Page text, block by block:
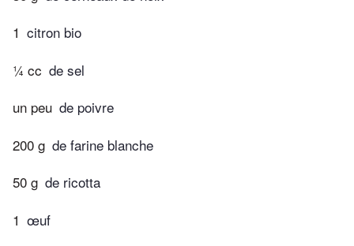
1 citron bio
¼ cc de sel
un peu de poivre
200 g de farine blanche
50 g de ricotta
1 œuf